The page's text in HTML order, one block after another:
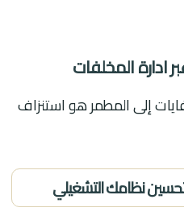
المخلفات
إلى المطمر هو استنزاف
تحسين نظامك التشغيلي